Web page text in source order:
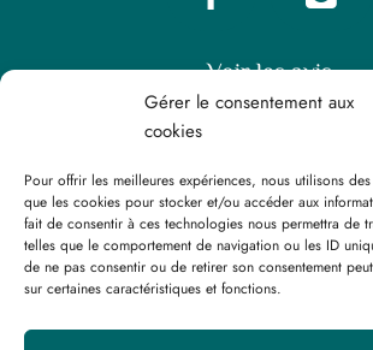
Gérer le consentement aux
cookies
Pour offrir les meilleures expériences, nous utilisons
que les cookies pour stocker et/ou accéder aux
fait de consentir à ces technologies nous permettra de
telles que le comportement de navigation ou les ID
de ne pas consentir ou de retirer son consentement
sur certaines caractéristiques et fonctions.
Voir les avis
Fiches analyses Système de